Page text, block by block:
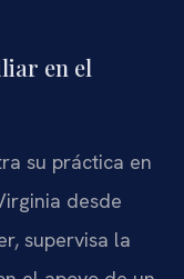
en el
su práctica en
desde
supervisa la